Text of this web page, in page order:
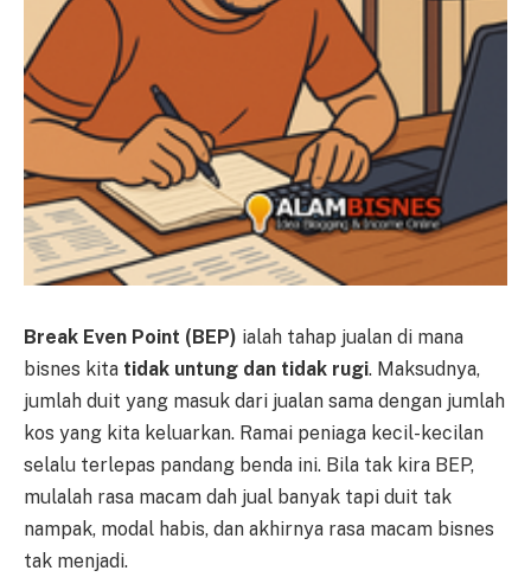
Break Even Point (BEP) ialah tahap jualan di mana
bisnes kita tidak untung dan tidak rugi. Maksudnya,
jumlah duit yang masuk dari jualan sama dengan jumlah
kos yang kita keluarkan. Ramai peniaga kecil-kecilan
selalu terlepas pandang benda ini. Bila tak kira BEP,
mulalah rasa macam dah jual banyak tapi duit tak
nampak, modal habis, dan akhirnya rasa macam bisnes
tak menjadi.